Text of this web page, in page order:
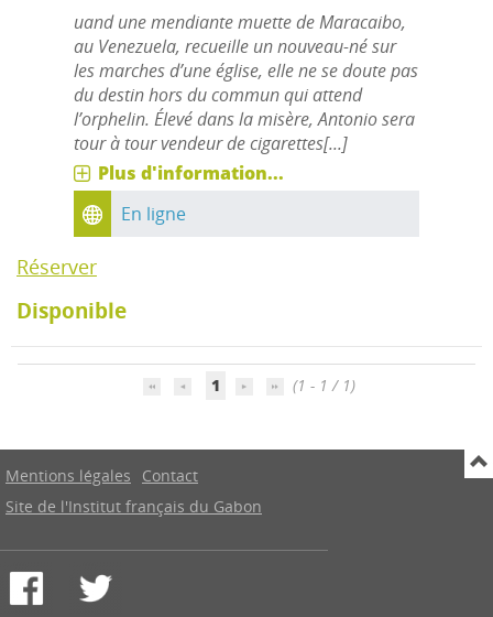
uand une mendiante muette de Maracaibo,
au Venezuela, recueille un nouveau-né sur
les marches d’une église, elle ne se doute pas
du destin hors du commun qui attend
l’orphelin. Élevé dans la misère, Antonio sera
tour à tour vendeur de cigarettes[...]
Plus d'information...
En ligne
Réserver
Disponible
1 (1 - 1 / 1)
Mentions légales
Contact
Site de l'Institut français du Gabon